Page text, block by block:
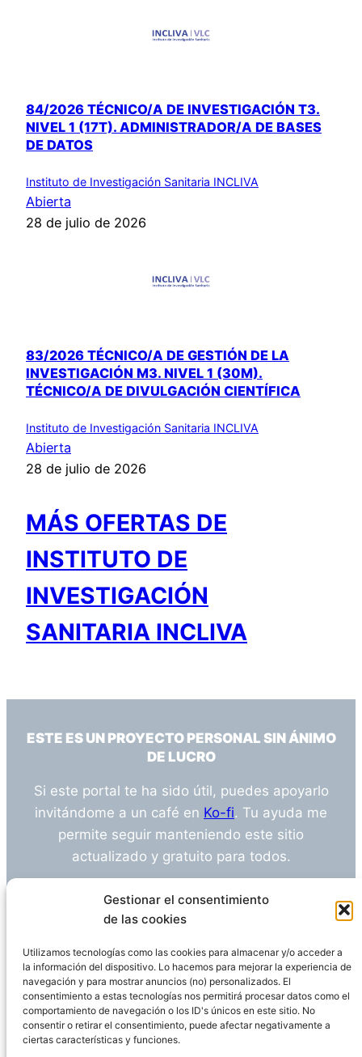
Gestionar el consentimiento
de las cookies
Utilizamos tecnologías como las cookies para almacenar y/o acceder a
la información del dispositivo. Lo hacemos para mejorar la experiencia de
navegación y para mostrar anuncios (no) personalizados. El
consentimiento a estas tecnologías nos permitirá procesar datos como el
comportamiento de navegación o los ID's únicos en este sitio. No
consentir o retirar el consentimiento, puede afectar negativamente a
ciertas características y funciones.
84/2026 TÉCNICO/A DE INVESTIGACIÓN T3.
NIVEL 1 (17T). ADMINISTRADOR/A DE BASES
DE DATOS
Instituto de Investigación Sanitaria INCLIVA
Abierta
28 de julio de 2026
83/2026 TÉCNICO/A DE GESTIÓN DE LA
INVESTIGACIÓN M3. NIVEL 1 (30M).
TÉCNICO/A DE DIVULGACIÓN CIENTÍFICA
Instituto de Investigación Sanitaria INCLIVA
Abierta
28 de julio de 2026
MÁS OFERTAS DE
INSTITUTO DE
INVESTIGACIÓN
SANITARIA INCLIVA
ESTE ES UN PROYECTO PERSONAL SIN ÁNIMO
DE LUCRO
Si este portal te ha sido útil, puedes apoyarlo
invitándome a un café en Ko-fi. Tu ayuda me
permite seguir manteniendo este sitio
actualizado y gratuito para todos.
¿Tienes alguna duda o sugerencia? Escríbeme
info@empleosanitarioinvestigacion.es
Descargo de Responsabilidad
Declaración de Privacidad Política de cookies